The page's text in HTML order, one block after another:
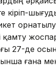
кіріп-
қамту
27-де
ғана